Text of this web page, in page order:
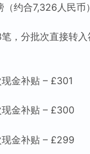
约合7,326人民币
，分批次直接转
金补贴 – £301
金补贴 – £300
金补贴 – £299